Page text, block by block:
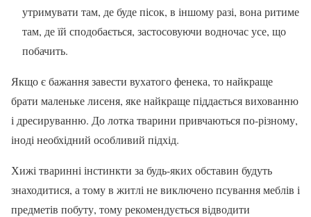
утримувати там, де буде пісок, в іншому разі, вона ритиме
там, де їй сподобається, застосовуючи водночас усе, що
побачить.
Якщо є бажання завести вухатого фенека, то найкраще
брати маленьке лисеня, яке найкраще піддається вихованню
і дресируванню. До лотка тварини привчаються по-різному,
іноді необхідний особливий підхід.
Хижі тваринні інстинкти за будь-яких обставин будуть
знаходитися, а тому в житлі не виключено псування меблів і
предметів побуту, тому рекомендується відводити